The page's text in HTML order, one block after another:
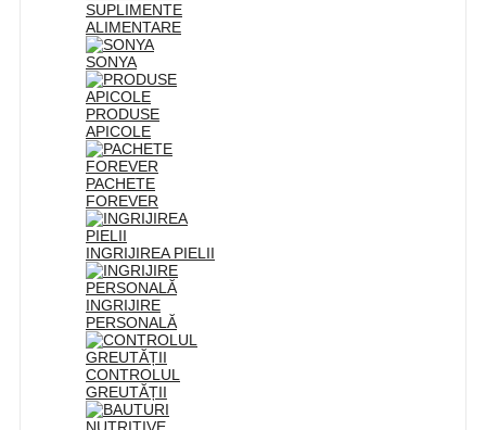
SUPLIMENTE
ALIMENTARE
SONYA
PRODUSE
APICOLE
PACHETE
FOREVER
INGRIJIREA PIELII
INGRIJIRE
PERSONALĂ
CONTROLUL
GREUTĂȚII